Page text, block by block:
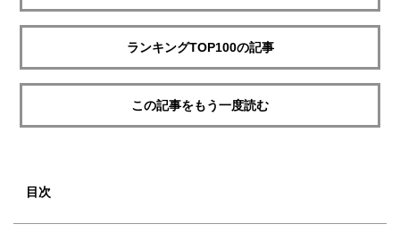
ランキングTOP100の記事
この記事をもう一度読む
目次